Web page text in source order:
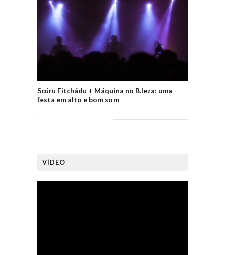
Scúru Fitchádu + Máquina no B.leza: uma
festa em alto e bom som
VÍDEO